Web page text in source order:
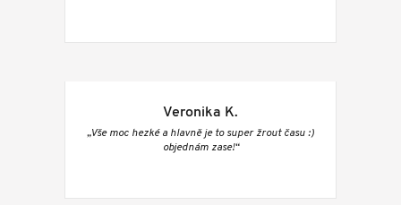
Veronika K.
„Vše moc hezké a hlavně je to super žrout času :)
objednám zase!“